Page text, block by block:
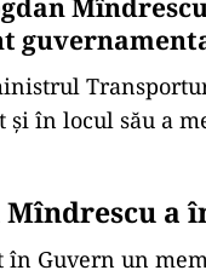
în locul său a
a
în Guvern un